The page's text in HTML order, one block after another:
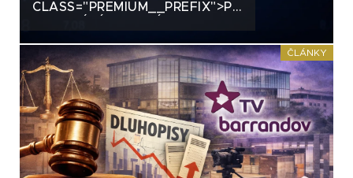
CLASS="PREMIUM__PREFIX">PREMIUM</
ČESKÝ TRH
ČLÁNKY